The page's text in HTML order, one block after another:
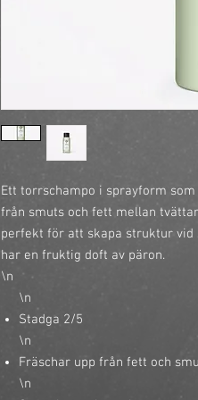
Ett torrschampo i sprayform
från smuts och fett mellan
perfekt för att skapa struktur vid
har en fruktig doft av päron.
\n
\n
Stadga 2/5
\n
Fräschar upp från fett och
\n